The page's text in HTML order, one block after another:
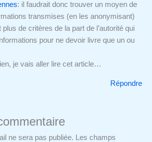
: il faudrait donc trouver un moyen de
transmises (en les anonymisant)
plus de critères de la part de l’autorité qui
pour ne devoir livre que un ou
je vais aller lire cet article…
Répondre
ne sera pas publiée.
Les champs